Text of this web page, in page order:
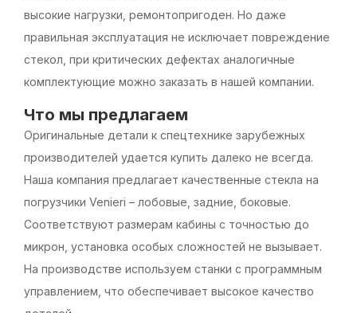
высокие нагрузки, ремонтопригоден. Но даже
правильная эксплуатация не исключает повреждение
стекол, при критических дефектах аналогичные
комплектующие можно заказать в нашей компании.
Что мы предлагаем
Оригинальные детали к спецтехнике зарубежных
производителей удается купить далеко не всегда.
Наша компания предлагает качественные стекла на
погрузчики Venieri – лобовые, задние, боковые.
Соответствуют размерам кабины с точностью до
микрон, установка особых сложностей не вызывает.
На производстве используем станки с программным
управлением, что обеспечивает высокое качество